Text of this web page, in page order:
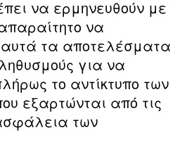
να ερμηνευθούν με
να
τα αποτελέσματα
για να
το αντίκτυπο των
εξαρτώνται από τις
των